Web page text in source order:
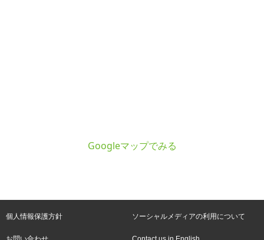
Googleマップでみる
個人情報保護方針 ソーシャルメディアの利用について